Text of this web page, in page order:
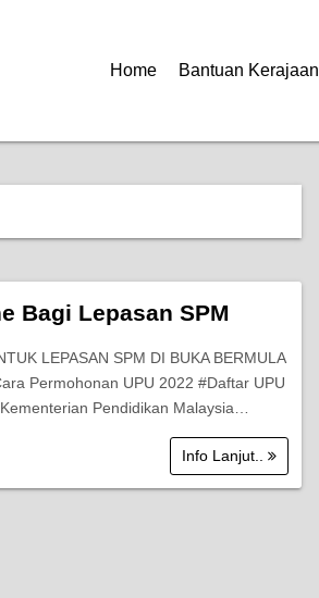
Home Bantuan Kerajaan
Bagi Lepasan SPM
LEPASAN SPM DI BUKA BERMULA
Permohonan UPU 2022 #Daftar UPU
Pendidikan Malaysia…
Info Lanjut..